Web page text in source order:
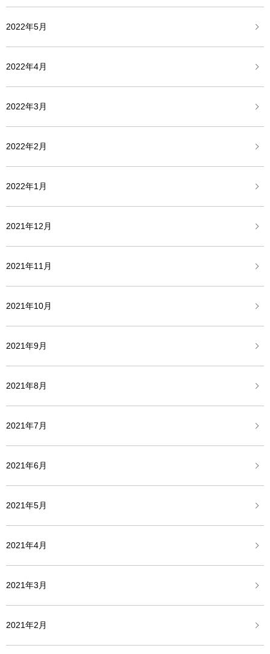
2022年5月
2022年4月
2022年3月
2022年2月
2022年1月
2021年12月
2021年11月
2021年10月
2021年9月
2021年8月
2021年7月
2021年6月
2021年5月
2021年4月
2021年3月
2021年2月